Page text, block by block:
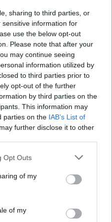
sharing to third parties, or
information for
use the below opt-out
Please note that after your
may continue seeing
information utilized by
to third parties prior to
opt-out of the further
by third parties on the
This information may
parties on the IAB’s List of
further disclose it to other
uses one or more Google
behaviour. You may click to
and its third-party tags to
purposes in below Google
Opt Outs
of my
of my